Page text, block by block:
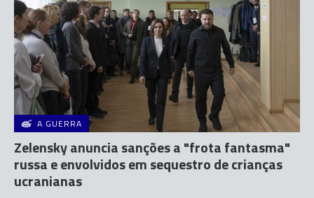
A GUERRA
Zelensky anuncia sanções a "frota fantasma"
russa e envolvidos em sequestro de crianças
ucranianas